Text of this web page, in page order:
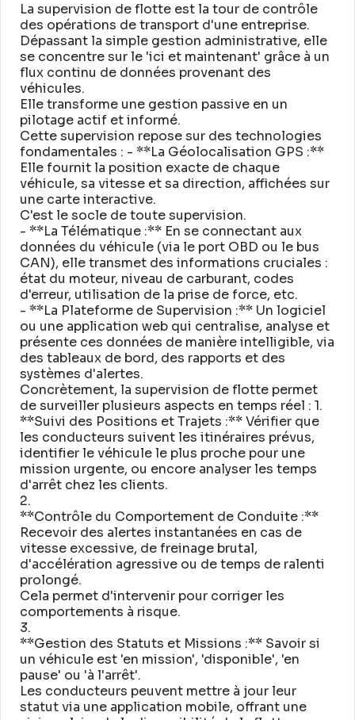
La supervision de flotte est la tour de contrôle
des opérations de transport d'une entreprise.
Dépassant la simple gestion administrative, elle
se concentre sur le 'ici et maintenant' grâce à un
flux continu de données provenant des
véhicules.
Elle transforme une gestion passive en un
pilotage actif et informé.
Cette supervision repose sur des technologies
fondamentales : - **La Géolocalisation GPS :**
Elle fournit la position exacte de chaque
véhicule, sa vitesse et sa direction, affichées sur
une carte interactive.
C'est le socle de toute supervision.
- **La Télématique :** En se connectant aux
données du véhicule (via le port OBD ou le bus
CAN), elle transmet des informations cruciales :
état du moteur, niveau de carburant, codes
d'erreur, utilisation de la prise de force, etc.
- **La Plateforme de Supervision :** Un logiciel
ou une application web qui centralise, analyse et
présente ces données de manière intelligible, via
des tableaux de bord, des rapports et des
systèmes d'alertes.
Concrètement, la supervision de flotte permet
de surveiller plusieurs aspects en temps réel : 1.
**Suivi des Positions et Trajets :** Vérifier que
les conducteurs suivent les itinéraires prévus,
identifier le véhicule le plus proche pour une
mission urgente, ou encore analyser les temps
d'arrêt chez les clients.
2.
**Contrôle du Comportement de Conduite :**
Recevoir des alertes instantanées en cas de
vitesse excessive, de freinage brutal,
d'accélération agressive ou de temps de ralenti
prolongé.
Cela permet d'intervenir pour corriger les
comportements à risque.
3.
**Gestion des Statuts et Missions :** Savoir si
un véhicule est 'en mission', 'disponible', 'en
pause' ou 'à l'arrêt'.
Les conducteurs peuvent mettre à jour leur
statut via une application mobile, offrant une